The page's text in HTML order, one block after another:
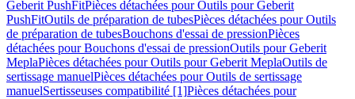
Geberit PushFitPièces détachées pour Outils pour Geberit
PushFitOutils de préparation de tubesPièces détachées pour Outils
de préparation de tubesBouchons d'essai de pressionPièces
détachées pour Bouchons d'essai de pressionOutils pour Geberit
MeplaPièces détachées pour Outils pour Geberit MeplaOutils de
sertissage manuelPièces détachées pour Outils de sertissage
manuelSertisseuses compatibilité [1]Pièces détachées pour